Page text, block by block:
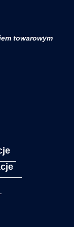
towarowym